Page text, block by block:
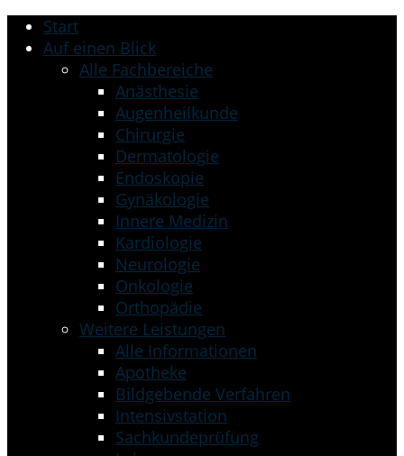
Start
Auf einen Blick
Alle Fachbereiche
Anästhesie
Augenheilkunde
Chirurgie
Dermatologie
Endoskopie
Gynäkologie
Innere Medizin
Kardiologie
Neurologie
Onkologie
Orthopädie
Weitere Leistungen
Alle Informationen
Apotheke
Bildgebende Verfahren
Intensivstation
Sachkundeprüfung